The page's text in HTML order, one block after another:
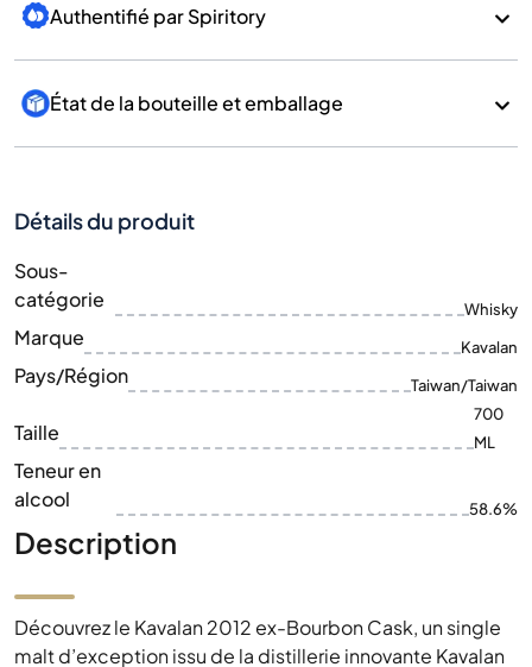
Authentifié par Spiritory
État de la bouteille et emballage
Détails du produit
Sous-
catégorie
Whisky
Marque Kavalan
Pays/Région Taiwan/Taiwan
Taille
700
ML
Teneur en
alcool
58.6%
Description
Découvrez le Kavalan 2012 ex-Bourbon Cask, un single
malt d’exception issu de la distillerie innovante Kavalan